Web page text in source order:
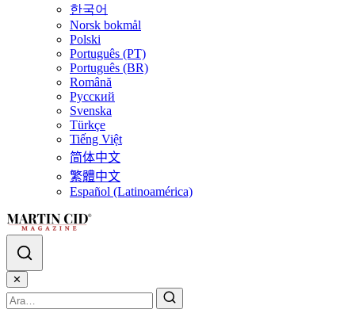
한국어
Norsk bokmål
Polski
Português (PT)
Português (BR)
Română
Русский
Svenska
Türkçe
Tiếng Việt
简体中文
繁體中文
Español (Latinoamérica)
✕